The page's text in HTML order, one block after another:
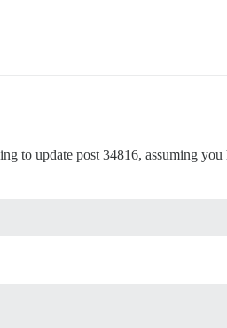
to update post 34816, assuming you